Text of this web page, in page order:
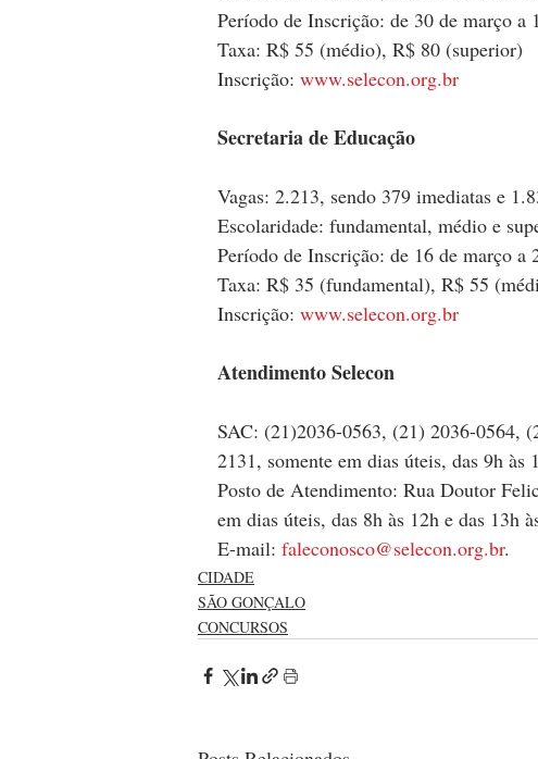
Período de Inscrição: de 30 de março a
Taxa: R$ 55 (médio), R$ 80 (superior)
Inscrição: www.selecon.org.br
Secretaria de Educação
Vagas: 2.213, sendo 379 imediatas e
Escolaridade: fundamental, médio e
Período de Inscrição: de 16 de março a
Taxa: R$ 35 (fundamental), R$ 55
Inscrição: www.selecon.org.br
Atendimento Selecon
SAC: (21)2036-0563, (21) 2036-0564,
2131, somente em dias úteis, das 9h às
Posto de Atendimento: Rua Doutor
em dias úteis, das 8h às 12h e das 13h
E-mail: faleconosco@selecon.org.br.
CIDADE
SÃO GONÇALO
CONCURSOS